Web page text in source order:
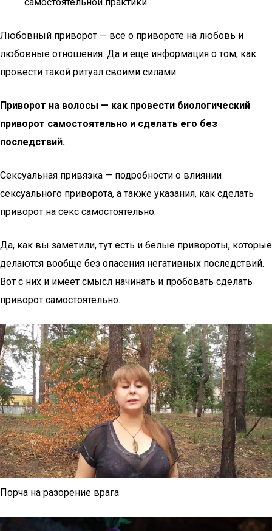
Любовный приворот — все о привороте на любовь и
любовные отношения. Да и еще информация о том, как
провести такой ритуал своими силами.
Приворот на волосы — как провести биологический
приворот самостоятельно и сделать его без
последствий.
Сексуальная привязка — подробности о влиянии
сексуального приворота, а также указания, как сделать
приворот на секс самостоятельно.
Да, как вы заметили, тут есть и белые привороты, которые
делаются вообще без опасения негативных последствий.
Вот с них и имеет смысл начинать и пробовать сделать
приворот самостоятельно.
Порча на разорение врага